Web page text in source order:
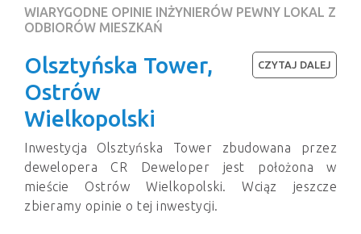
WIARYGODNE OPINIE INŻYNIERÓW PEWNY LOKAL Z
ODBIORÓW MIESZKAŃ
Olsztyńska Tower,
Ostrów
Wielkopolski
Inwestycja Olsztyńska Tower zbudowana przez
dewelopera CR Deweloper jest położona w
mieście Ostrów Wielkopolski. Wciąz jeszcze
zbieramy opinie o tej inwestycji.
CZYTAJ DALEJ